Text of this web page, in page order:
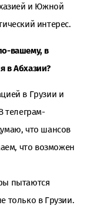
и Южной
интерес.
вашему, в
в Абхазии?
в Грузии и
телеграм-
что шансов
что возможен
пытаются
только в Грузии.